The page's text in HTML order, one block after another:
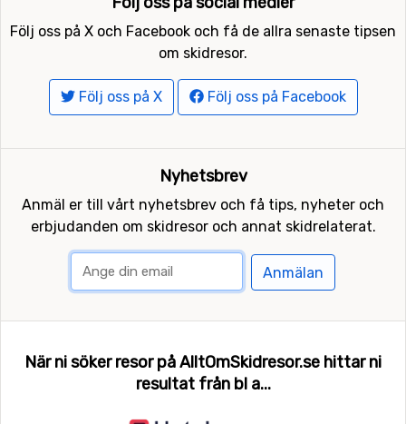
Följ oss på X och Facebook och få de allra senaste tipsen
om skidresor.
Följ oss på X Följ oss på Facebook
Nyhetsbrev
Anmäl er till vårt nyhetsbrev och få tips, nyheter och
erbjudanden om skidresor och annat skidrelaterat.
Anmälan
När ni söker resor på AlltOmSkidresor.se hittar ni
resultat från bl a...